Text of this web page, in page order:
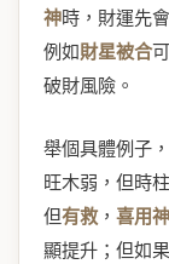
神時，財運先
例如財星被合
破財風險。
舉個具體例子
旺木弱，但時
但有救， 喜用神
顯提升；但如